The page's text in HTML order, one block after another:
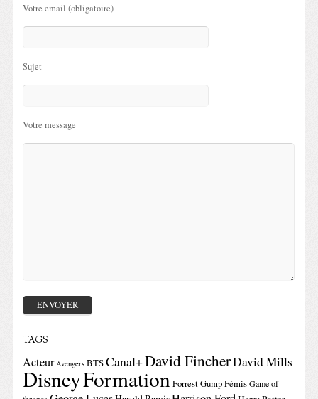
Votre email (obligatoire)
Sujet
Votre message
TAGS
Acteur Avengers BTSCanal+David FincherDavid Mills
DisneyFormationForrest GumpFémis Game of